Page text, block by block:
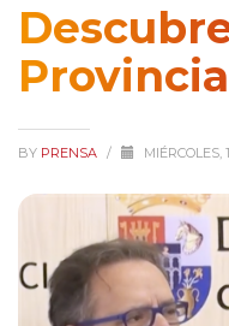
BY PRENSA / MIÉRCOLES,